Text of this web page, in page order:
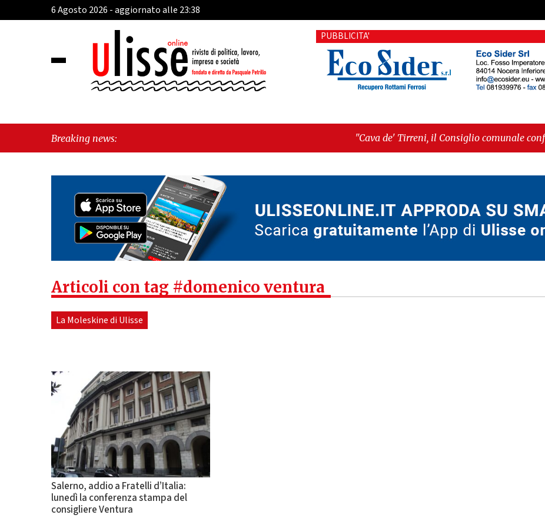
6 Agosto 2026 - aggiornato alle 23:38
PUBBLICITA'
Breaking news:
"Cava de' Tirreni, il Consiglio comunale conferma Sara
voto" -"Vietri sul Mare, giornata storica: la ceramica
Articoli con tag #domenico ventura
La Moleskine di Ulisse
Salerno, addio a Fratelli d’Italia:
lunedì la conferenza stampa del
consigliere Ventura